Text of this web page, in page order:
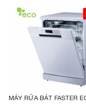
MÁY RỬA BÁT FASTER